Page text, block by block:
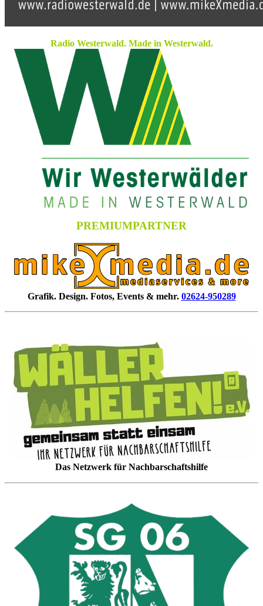
Radio Westerwald. Made in Westerwald.
PREMIUMPARTNER
Grafik. Design. Fotos, Events & mehr. 02624-950289
Das Netzwerk für Nachbarschaftshilfe